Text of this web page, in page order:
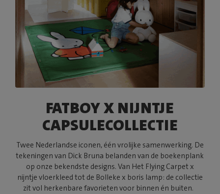
FATBOY X NIJNTJE
CAPSULECOLLECTIE
Twee Nederlandse iconen, één vrolijke samenwerking. De
tekeningen van Dick Bruna belanden van de boekenplank
op onze bekendste designs. Van Het Flying Carpet x
nijntje vloerkleed tot de Bolleke x boris lamp: de collectie
zit vol herkenbare favorieten voor binnen én buiten.